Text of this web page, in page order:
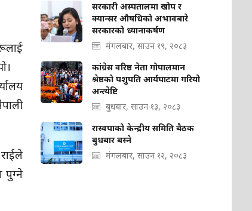
पुग्ने
सरकारी अस्पतालमा खोप र
क्यान्सर औषधिको अभावबारे
सरकारको ध्यानाकर्षण
मंगलबार, साउन १९, २०८३
कांग्रेस वरिष्ठ नेता गोपालमान
श्रेष्ठको पशुपति आर्यघाटमा गरियो
अन्त्येष्टि
बुधबार, साउन १३, २०८३
रास्वपाको केन्द्रीय समिति बैठक
बुधबार बस्ने
मंगलबार, साउन १२, २०८३